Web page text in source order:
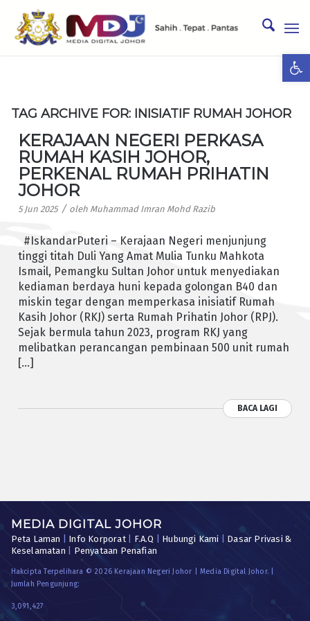
TAG ARCHIVE FOR: INISIATIF RUMAH JOHOR
KERAJAAN NEGERI PERKASA
RUMAH KASIH JOHOR,
PERKENAL RUMAH PRIHATIN
JOHOR
5 Jun 2025 / oleh Muhammad Imran Mohd Razib
#IskandarPuteri – Kerajaan Negeri menjunjung
tinggi titah Duli Yang Amat Mulia Tunku Mahkota
Ismail, Pemangku Sultan Johor untuk menyediakan
kediaman berdaya huni kepada golongan B40 dan
miskin tegar dengan memperkasa inisiatif Rumah
Kasih Johor (RKJ) serta Rumah Prihatin Johor (RPJ).
Sejak bermula tahun 2023, program RKJ yang
melibatkan perancangan pembinaan 500 unit rumah
[…]
BACA LAGI
MEDIA DIGITAL JOHOR
Peta Laman Info Korporat| F.A.Q Hubungi Kami
Dasar Privasi &
Keselamatan
Penyataan Penafian
Hakcipta Terpelihara © 2026 Kerajaan Negeri Johor | Media Digital Johor. |
Jumlah Pengunjung:
3,091,427